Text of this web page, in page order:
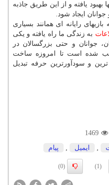
بهبود یافته و از این طریق جاذبه
ایجاد شود.
بازی­های رایانه­ ای همانند بسیاری
به زندگی ما راه یافته و یکی
جوانان و حتی بزرگسالان در
شده است تا امروزه ساخت
و سودآورترین حرفه تبدیل
1469
ایمیل پیام
(1)
(0)